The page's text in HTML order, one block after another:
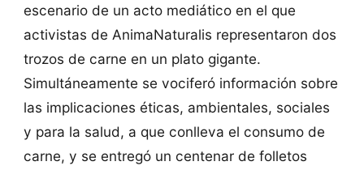
escenario de un acto mediático en el que
activistas de AnimaNaturalis representaron dos
trozos de carne en un plato gigante.
Simultáneamente se vociferó información sobre
las implicaciones éticas, ambientales, sociales
y para la salud, a que conlleva el consumo de
carne, y se entregó un centenar de folletos